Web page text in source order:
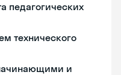
педагогических
технического
и